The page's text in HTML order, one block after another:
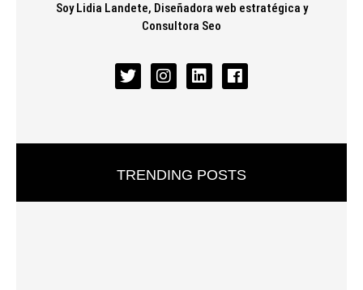
Soy Lidia Landete, Diseñadora web estratégica y
Consultora Seo
TRENDING POSTS